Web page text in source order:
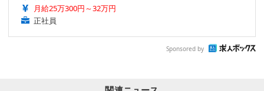
月給25万300円～32万円
正社員
Sponsored by